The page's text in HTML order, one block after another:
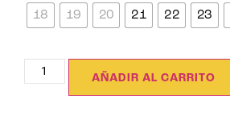
18 19 20 21 22 23
AÑADIR AL CARRITO